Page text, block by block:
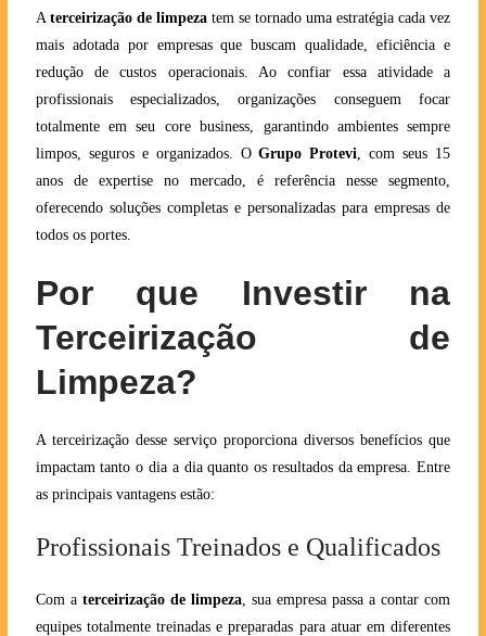
A terceirização de limpezatem se tornado uma estratégia cada vez
mais adotada por empresas que buscam qualidade, eficiência e
redução de custos operacionais. Ao confiar essa atividade a
profissionais especializados, organizações conseguem focar
totalmente em seu core business, garantindo ambientes sempre
limpos, seguros e organizados. OGrupo Protevi, com seus 15
anos de expertise no mercado, é referência nesse segmento,
oferecendo soluções completas e personalizadas para empresas de
todos os portes.
Por que Investir na
Terceirização de
Limpeza?
A terceirização desse serviço proporciona diversos benefícios que
impactam tanto o dia a dia quanto os resultados da empresa. Entre
as principais vantagens estão:
Profissionais Treinados e Qualificados
Com a terceirização de limpeza, sua empresa passa a contar com
equipes totalmente treinadas e preparadas para atuar em diferentes